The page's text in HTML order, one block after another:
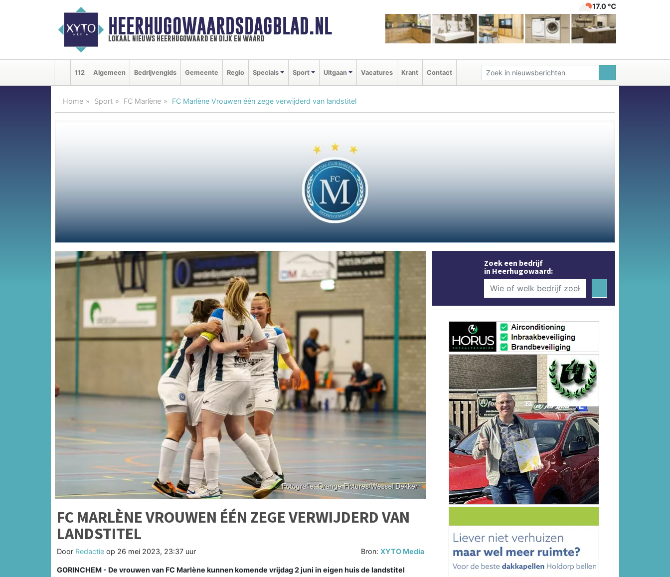
HEERHUGOWAARDSDAGBLAD.NL
lokaal nieuws heerhugowaard en dijk en waard
17.0 ℃
112 Algemeen Bedrijvengids Gemeente Regio Specials Sport Uitgaan Vacatures Krant Contact
Home Sport FC Marlène FC Marlène Vrouwen één zege verwijderd van landstitel
FC MARLÈNE VROUWEN ÉÉN ZEGE VERWIJDERD VAN
LANDSTITEL
Door Redactie op 26 mei 2023, 23:37 uur Bron:XYTO Media
GORINCHEM - De vrouwen van FC Marlène kunnen komende vrijdag 2 juni in eigen huis de landstitel
Zoek een bedrijf
in Heerhugowaard: